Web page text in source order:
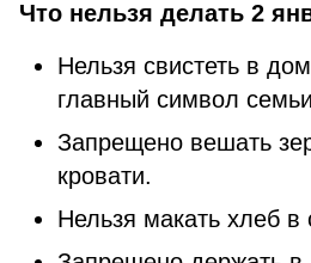
Что нельзя делать 2
Нельзя свистеть в
главный символ
Запрещено вешать
кровати.
Нельзя макать хлеб в